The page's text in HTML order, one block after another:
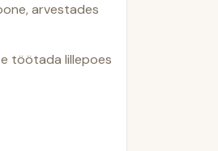
arvestades
töötada lillepoes